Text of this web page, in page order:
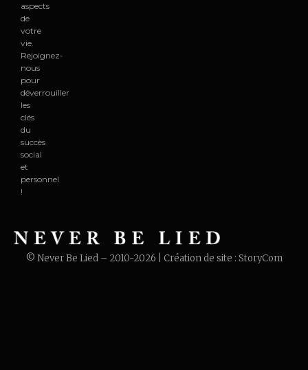
aspects
de
votre
vie.
Rejoignez-
nous
pour
déverrouiller
les
clés
du
succès
social
et
personnel
!
© Never Be Lied – 2010-2026 | Création de site : StoryCom